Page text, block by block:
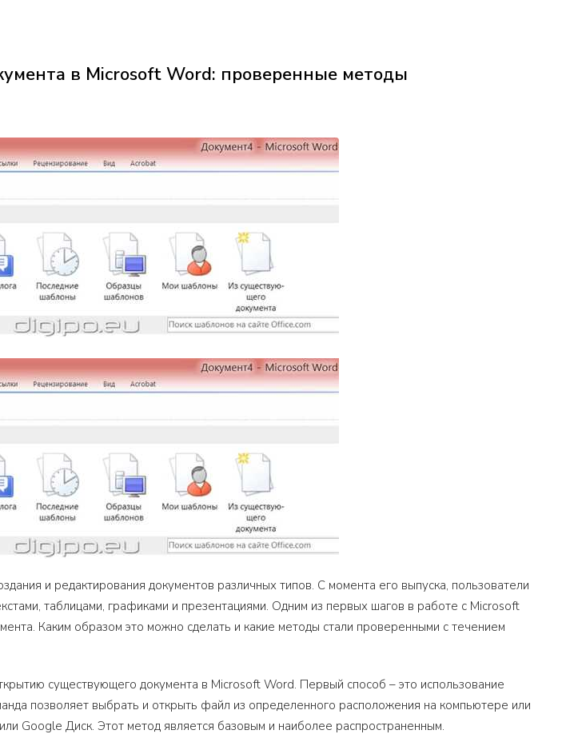
в Microsoft Word: проверенные методы
и редактирования документов различных типов. С момента его выпуска, пользователи
таблицами, графиками и презентациями. Одним из первых шагов в работе с Microsoft
Каким образом это можно сделать и какие методы стали проверенными с течением
существующего документа в Microsoft Word. Первый способ – это использование
позволяет выбрать и открыть файл из определенного расположения на компьютере или
Google Диск. Этот метод является базовым и наиболее распространенным.